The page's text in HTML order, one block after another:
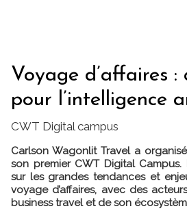
Voyage d’affaires :
pour l’intelligence
CWT Digital campus
Carlson Wagonlit Travel a
son premier CWT Digital Campus.
sur les grandes tendances et
voyage d’affaires, avec des
business travel et de son